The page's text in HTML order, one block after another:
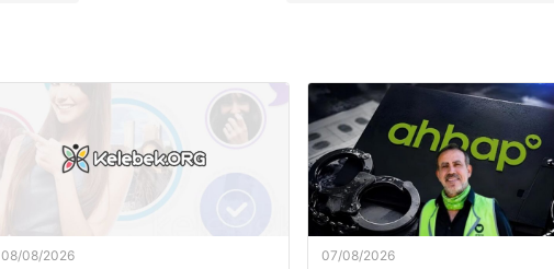
08/08/2026 07/08/2026